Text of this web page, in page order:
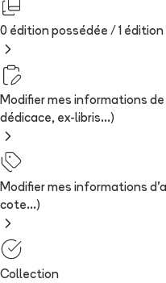
0 édition possédée / 1 édition
Modifier mes informations
dédicace, ex-libris...)
Modifier mes informations
cote...)
Collection